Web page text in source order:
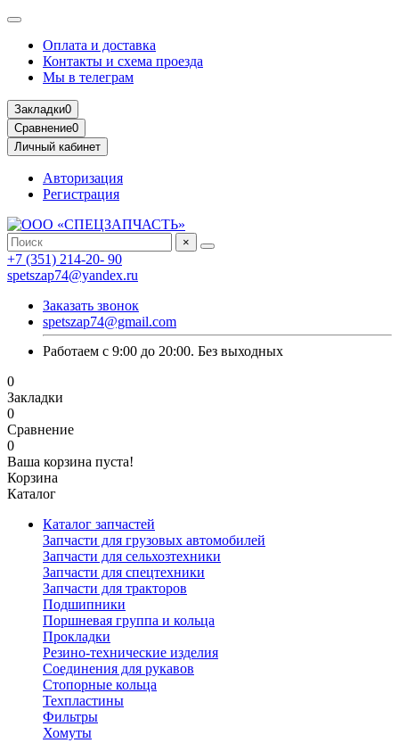
Оплата и доставка
Контакты и схема проезда
Мы в телеграм
Закладки0
Сравнение0
Личный кабинет
Авторизация
Регистрация
×
+7 (351) 214-20- 90
spetszap74@yandex.ru
Заказать звонок
spetszap74@gmail.com
Работаем с 9:00 до 20:00. Без выходных
0
Закладки
0
Сравнение
0
Ваша корзина пуста!
Корзина
Каталог
Каталог запчастей
Запчасти для грузовых автомобилей
Запчасти для сельхозтехники
Запчасти для спецтехники
Запчасти для тракторов
Подшипники
Поршневая группа и кольца
Прокладки
Резино-технические изделия
Соединения для рукавов
Стопорные кольца
Техпластины
Фильтры
Хомуты